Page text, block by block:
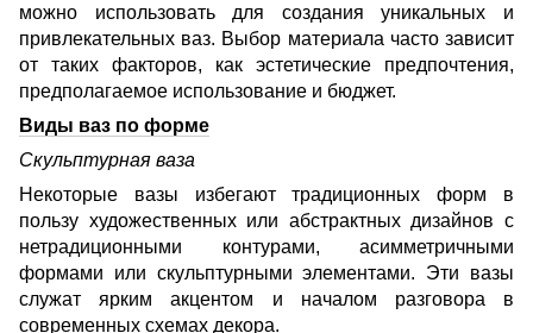
можно использовать для создания уникальных и
привлекательных ваз. Выбор материала часто зависит
от таких факторов, как эстетические предпочтения,
предполагаемое использование и бюджет.
Виды ваз по форме
Скульптурная ваза
Некоторые вазы избегают традиционных форм в
пользу художественных или абстрактных дизайнов с
нетрадиционными контурами, асимметричными
формами или скульптурными элементами. Эти вазы
служат ярким акцентом и началом разговора в
современных схемах декора.